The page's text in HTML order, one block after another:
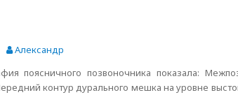
Александр
поясничного позвоночника показала:
контур дурального мешка на уровне